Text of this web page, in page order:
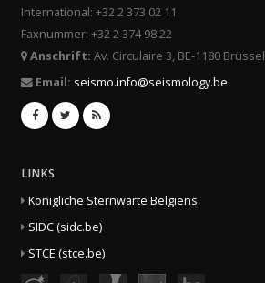
International: +32 2 373 02 11
Faxnummer: +32 2 374 98 22
Anschrift: Av. Circulaire 3, BE-1180 Brüssel
Email: seismo.info@seismology.be
LINKS
Königliche Sternwarte Belgiens
SIDC (sidc.be)
STCE (stce.be)